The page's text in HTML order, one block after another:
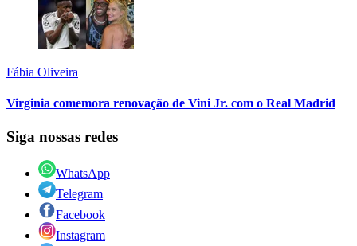
Fábia Oliveira
Virginia comemora renovação de Vini Jr. com o Real Madrid
Siga nossas redes
WhatsApp
Telegram
Facebook
Instagram